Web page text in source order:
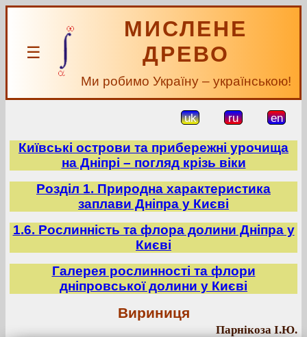
☰
МИСЛЕНЕ
ДРЕВО
Ми робимо Україну – українською!
uk ru en
Київські острови та прибережні урочища
на Дніпрі – погляд крізь віки
Розділ 1. Природна характеристика
заплави Дніпра у Києві
1.6. Рослинність та флора долини Дніпра у
Києві
Галерея рослинності та флори
дніпровської долини у Києві
Вириниця
Парнікоза І.Ю.